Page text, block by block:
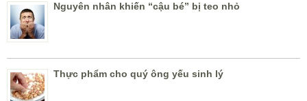
Nguyên nhân khiến “cậu bé” bị teo nhỏ
Thực phẩm cho quý ông yếu sinh lý